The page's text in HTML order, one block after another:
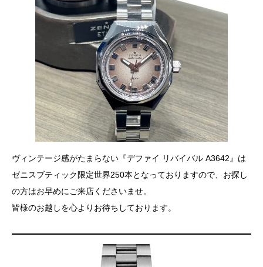
ヴィンテージ感がたまらない『デファイ リバイバル A3642』は
ゼニスブティック限定世界250本となっておりますので、お探し
の方はお早めにご来店くださいませ。
皆様のお越しを心よりお待ちしております。